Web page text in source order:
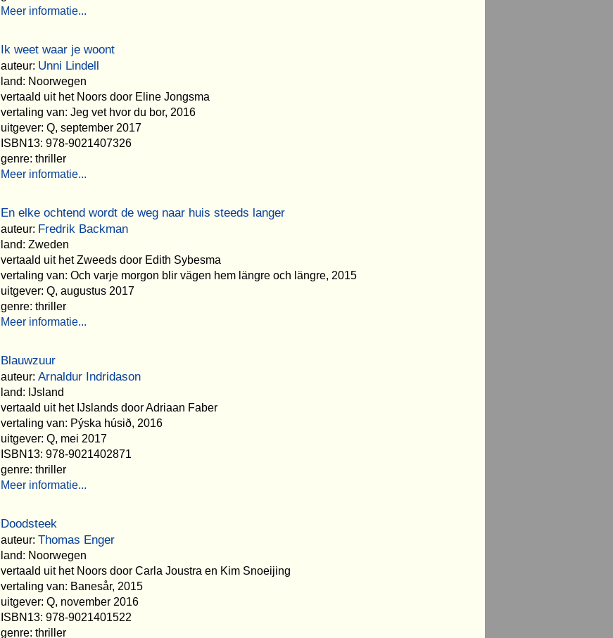
Meer informatie...
Ik weet waar je woont
auteur: Unni Lindell
land: Noorwegen
vertaald uit het Noors door Eline Jongsma
vertaling van: Jeg vet hvor du bor, 2016
uitgever: Q, september 2017
ISBN13: 978-9021407326
genre: thriller
Meer informatie...
En elke ochtend wordt de weg naar huis steeds langer
auteur: Fredrik Backman
land: Zweden
vertaald uit het Zweeds door Edith Sybesma
vertaling van: Och varje morgon blir vägen hem längre och längre, 2015
uitgever: Q, augustus 2017
genre: thriller
Meer informatie...
Blauwzuur
auteur: Arnaldur Indridason
land: IJsland
vertaald uit het IJslands door Adriaan Faber
vertaling van: Pýska húsið, 2016
uitgever: Q, mei 2017
ISBN13: 978-9021402871
genre: thriller
Meer informatie...
Doodsteek
auteur: Thomas Enger
land: Noorwegen
vertaald uit het Noors door Carla Joustra en Kim Snoeijing
vertaling van: Banesår, 2015
uitgever: Q, november 2016
ISBN13: 978-9021401522
genre: thriller